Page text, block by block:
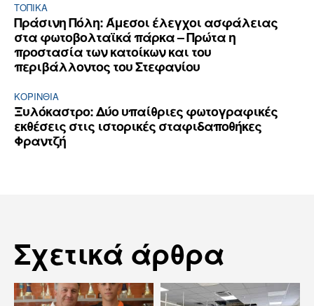
ΤΟΠΙΚΑ
Πράσινη Πόλη: Άμεσοι έλεγχοι ασφάλειας
στα φωτοβολταϊκά πάρκα – Πρώτα η
προστασία των κατοίκων και του
περιβάλλοντος του Στεφανίου
ΚΟΡΙΝΘΊΑ
Ξυλόκαστρο: Δύο υπαίθριες φωτογραφικές
εκθέσεις στις ιστορικές σταφιδαποθήκες
Φραντζή
Σχετικά άρθρα